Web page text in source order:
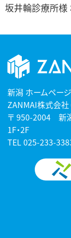
坂井輪診療所様
新潟 ホームペー
ZANMAI株式会社
〒 950-2004 新
1F・2F
TEL 025-233-